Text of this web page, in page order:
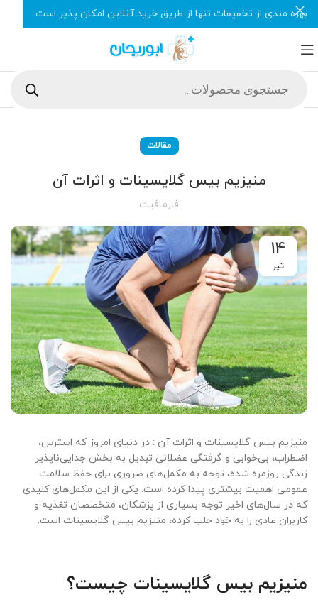
مقالات
منیزیم بیس گلایسینات و اثرات آن
فارمافیت
14
تیر
منیزیم بیس گلایسینات و اثرات آن : در دنیای امروز که استرس،
اضطراب، بی‌خوابی و گرفتگی عضلانی تبدیل به بخش جدایی‌ناپذیر
زندگی روزمره شده، توجه به مکمل‌های ضروری برای حفظ سلامت
عمومی اهمیت بیشتری پیدا کرده است. یکی از این مکمل‌های کلیدی
که در سال‌های اخیر توجه بسیاری از پزشکان، متخصصان تغذیه و
کاربران عادی را به خود جلب کرده، منیزیم بیس گلایسینات است.
منیزیم بیس گلایسینات چیست؟
بهره مندی از تخفیفات تنها از طریق خرید آنلاین امکان پذیر است.